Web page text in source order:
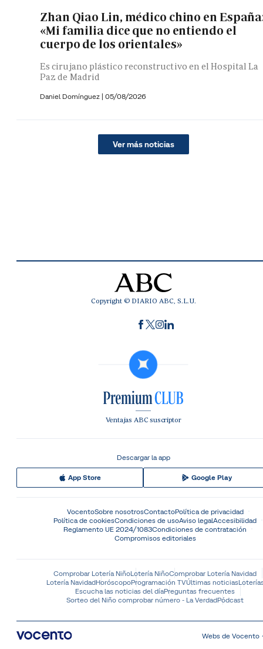
Zhan Qiao Lin, médico chino en
«Mi familia dice que no entiendo el
cuerpo de los orientales»
Es cirujano plástico reconstructivo en el Hospital La
Paz de Madrid
Daniel Domínguez | 05/08/2026
Ver más noticias
Copyright © DIARIO ABC, S.L.U.
Ventajas ABC suscriptor
Descargar la app
App Store Google Play
VocentoSobre nosotrosContactoPolítica de privacidad
Política de cookiesCondiciones de usoAviso legalAccesibilidad
Reglamento UE 2024/1083Condiciones de contratación
Compromisos editoriales
Comprobar Lotería NiñoLotería NiñoComprobar Lotería Navidad
Lotería NavidadHoróscopoProgramación TVÚltimas noticias
Escucha las noticias del díaPreguntas frecuentes
Sorteo del Niño comprobar número - La VerdadPódcast
Webs de Vocento